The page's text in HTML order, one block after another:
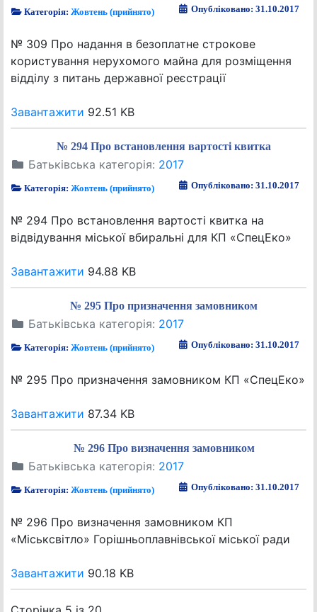
Категорія:Жовтень (прийнято) Опубліковано: 31.10.2017
№ 309 Про надання в безоплатне строкове
користування нерухомого майна для розміщення
відділу з питань державної реєстрації
Завантажити 92.51 KB
№ 294 Про встановлення вартості квитка
Батьківська категорія: 2017
Категорія:Жовтень (прийнято) Опубліковано: 31.10.2017
№ 294 Про встановлення вартості квитка на
відвідування міської вбиральні для КП «СпецЕко»
Завантажити 94.88 KB
№ 295 Про призначення замовником
Батьківська категорія: 2017
Категорія:Жовтень (прийнято) Опубліковано: 31.10.2017
№ 295 Про призначення замовником КП «СпецЕко»
Завантажити 87.34 KB
№ 296 Про визначення замовником
Батьківська категорія: 2017
Категорія:Жовтень (прийнято) Опубліковано: 31.10.2017
№ 296 Про визначення замовником КП
«Міськсвітло» Горішньоплавнівської міської ради
Завантажити 90.18 KB